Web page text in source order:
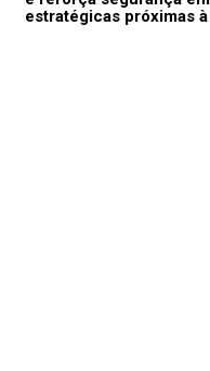
estratégicas próximas